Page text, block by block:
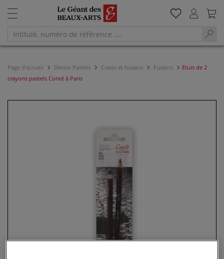
Page d'accueil Dessin Pastels Craies et fusains Fusains
Etuis de 2
crayons pastels Conté à Paris